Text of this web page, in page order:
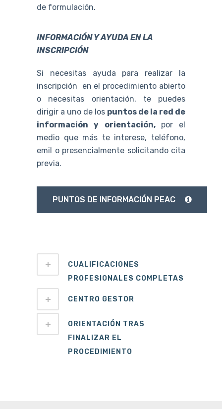
de formulación.
INFORMACIÓN Y AYUDA EN LA
INSCRIPCIÓN
Si necesitas ayuda para realizar la
inscripción en el procedimiento abierto
o necesitas orientación, te puedes
dirigir a uno de los puntos de la red de
información y orientación, por el
medio que más te interese, teléfono,
emil o presencialmente solicitando cita
previa.
PUNTOS DE INFORMACIÓN PEAC
CUALIFICACIONES
PROFESIONALES COMPLETAS
CENTRO GESTOR
ORIENTACIÓN TRAS
FINALIZAR EL
PROCEDIMIENTO